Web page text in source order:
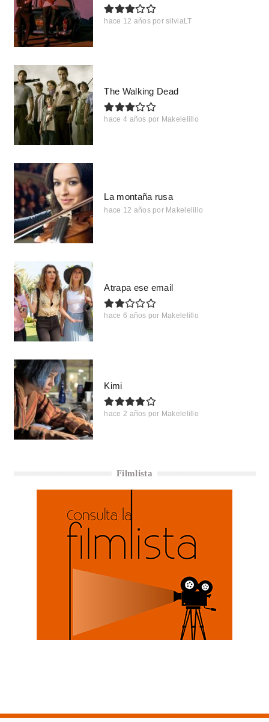
hace 12 años por silviaLT
The Walking Dead
hace 4 años por Makelelillo
La montaña rusa
hace 12 años por Makelelillo
Atrapa ese email
hace 6 años por Makelelillo
Kimi
hace 2 años por Makelelillo
Filmlista